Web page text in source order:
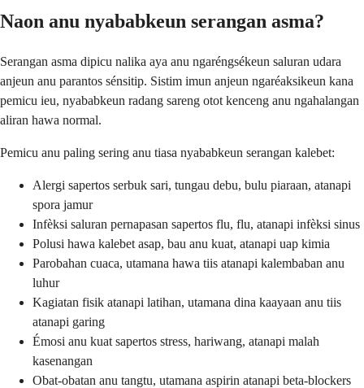
Naon anu nyababkeun serangan asma?
Serangan asma dipicu nalika aya anu ngaréngsékeun saluran udara
anjeun anu parantos sénsitip. Sistim imun anjeun ngaréaksikeun kana
pemicu ieu, nyababkeun radang sareng otot kenceng anu ngahalangan
aliran hawa normal.
Pemicu anu paling sering anu tiasa nyababkeun serangan kalebet:
Alergi sapertos serbuk sari, tungau debu, bulu piaraan, atanapi
spora jamur
Infèksi saluran pernapasan sapertos flu, flu, atanapi infèksi sinus
Polusi hawa kalebet asap, bau anu kuat, atanapi uap kimia
Parobahan cuaca, utamana hawa tiis atanapi kalembaban anu
luhur
Kagiatan fisik atanapi latihan, utamana dina kaayaan anu tiis
atanapi garing
Émosi anu kuat sapertos stress, hariwang, atanapi malah
kasenangan
Obat-obatan anu tangtu, utamana aspirin atanapi beta-blockers